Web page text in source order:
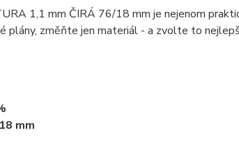
1,1 mm ČIRÁ 76/18 mm je nejenom
plány, změňte jen materiál - a zvolte to
mm